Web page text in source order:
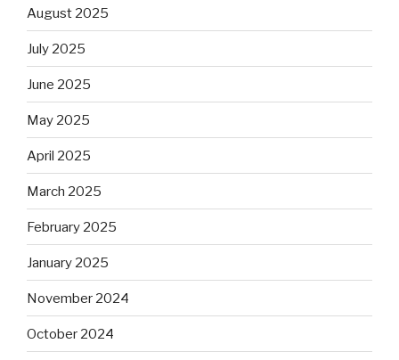
August 2025
July 2025
June 2025
May 2025
April 2025
March 2025
February 2025
January 2025
November 2024
October 2024